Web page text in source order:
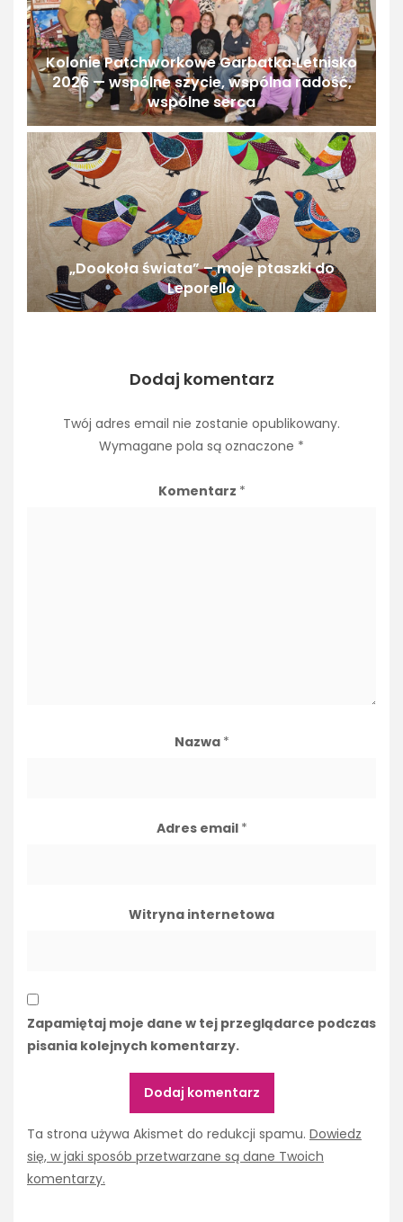
Kolonie Patchworkowe Garbatka‑Letnisko
2026 — wspólne szycie, wspólna radość,
wspólne serca
„Dookoła świata” – moje ptaszki do
Leporello
Dodaj komentarz
Twój adres email nie zostanie opublikowany.
Wymagane pola są oznaczone *
Komentarz *
Nazwa *
Adres email *
Witryna internetowa
Zapamiętaj moje dane w tej przeglądarce podczas
pisania kolejnych komentarzy.
Ta strona używa Akismet do redukcji spamu. Dowiedz
się, w jaki sposób przetwarzane są dane Twoich
komentarzy.